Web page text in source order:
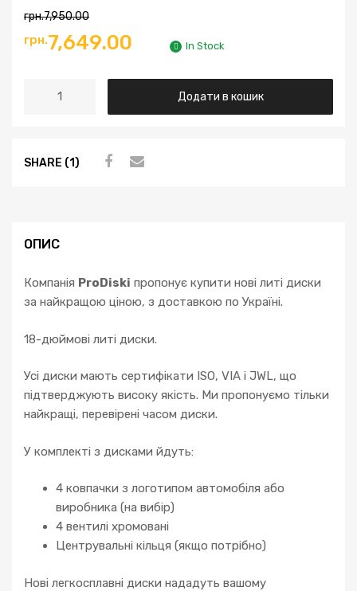
грн.7,950.00
Оригінальна
грн.7,950.00.
грн.7,649.00 Поточна
ціна:
грн.7,649.00.
In Stock
BMW
E70
E71
F15
кількість
Додати в кошик
SHARE (1)
ОПИС
Компанія ProDiski пропонує купити нові литі диски
за найкращою ціною, з доставкою по Україні.
18-дюймові литі диски.
Усі диски мають сертифікати ISO, VIA і JWL, що
підтверджують високу якість. Ми пропонуємо тільки
найкращі, перевірені часом диски.
У комплекті з дисками йдуть:
4 ковпачки з логотипом автомобіля або
виробника (на вибір)
4 вентилі хромовані
Центрувальні кільця (якщо потрібно)
Нові легкосплавні диски нададуть вашому